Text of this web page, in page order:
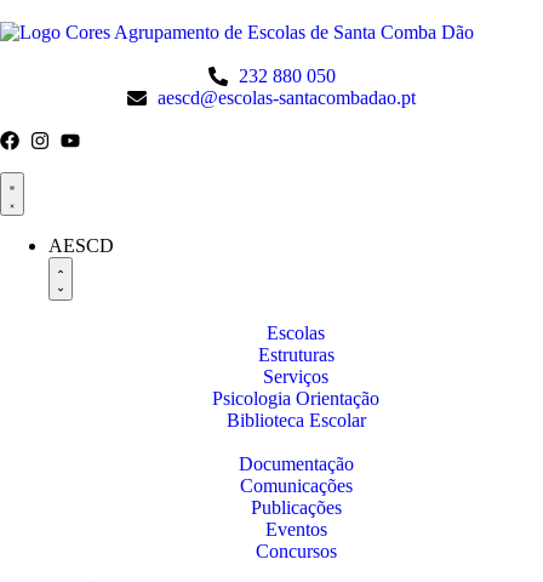
232 880 050
aescd@escolas-santacombadao.pt
AESCD
Escolas
Estruturas
Serviços
Psicologia Orientação
Biblioteca Escolar
Documentação
Comunicações
Publicações
Eventos
Concursos